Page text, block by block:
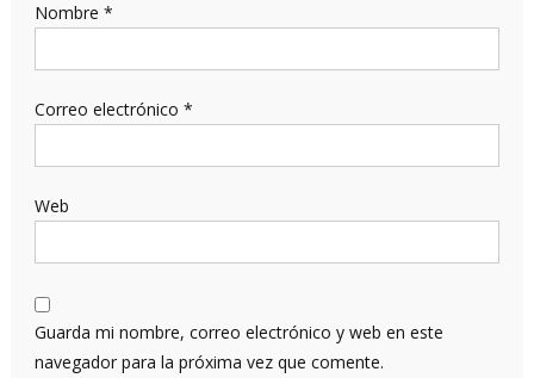
Nombre *
Correo electrónico *
Web
Guarda mi nombre, correo electrónico y web en este
navegador para la próxima vez que comente.